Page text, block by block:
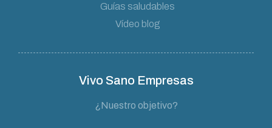
Guías saludables
Vídeo blog
Vivo Sano Empresas
¿Nuestro objetivo?